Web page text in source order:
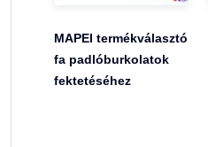
MAPEI termékválasztó
fa padlóburkolatok
fektetéséhez